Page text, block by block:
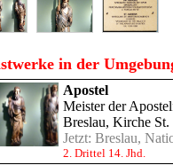
in der
Apostel
Meister der
Breslau, Kirche
Jetzt: Breslau,
2. Drittel 14. Jhd.